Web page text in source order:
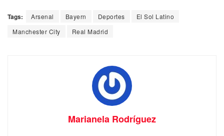
Tags: Arsenal Bayern Deportes
El Sol Latino
Manchester City
Real Madrid
Marianela Rodríguez